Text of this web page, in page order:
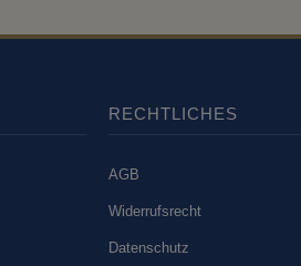
RECHTLICHES
AGB
Widerrufsrecht
Datenschutz